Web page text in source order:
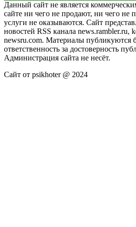
Данный сайт не является
сайте ни чего не продают, ни чего не
услуги не оказываются. Сайт
новостей RSS канала news.rambler.ru,
newsru.com. Материалы публикуются
ответственность за достоверность
Администрация сайта не несёт.
Сайт от psikhoter @ 2024